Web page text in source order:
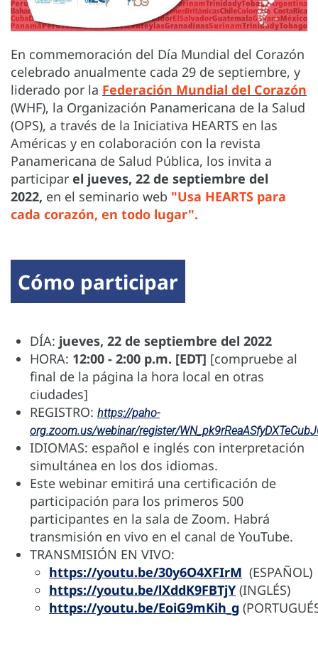
En commemoración del Día Mundial del Corazón
celebrado anualmente cada 29 de septiembre, y
liderado por la Federación Mundial del Corazón
(WHF), la Organización Panamericana de la Salud
(OPS), a través de la Iniciativa HEARTS en las
Américas y en colaboración con la revista
Panamericana de Salud Pública, los invita a
participar el jueves, 22 de septiembre del
2022, en el seminario web "Usa HEARTS para
cada corazón, en todo lugar".
Cómo participar
DÍA: jueves, 22 de septiembre del 2022
HORA: 12:00 - 2:00 p.m. [EDT] [compruebe al
final de la página la hora local en otras
ciudades]
REGISTRO: https://paho-
org.zoom.us/webinar/register/
IDIOMAS: español e inglés con interpretación
simultánea en los dos idiomas.
Este webinar emitirá una certificación de
participación para los primeros 500
participantes en la sala de Zoom. Habrá
transmisión en vivo en el canal de YouTube.
TRANSMISIÓN EN VIVO:
https://youtu.be/30y6O4XFIrM (ESPAÑOL)
https://youtu.be/lXddK9FBTjY (INGLÉS)
https://youtu.be/EoiG9mKih_g